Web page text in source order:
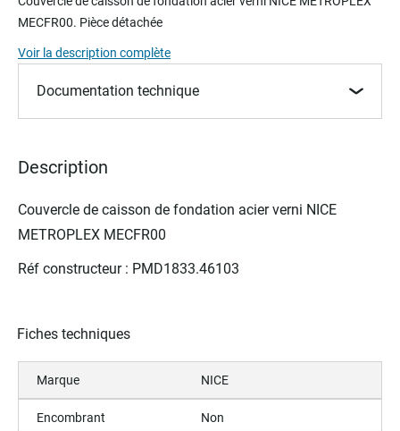
the
of
the
images
MECFR00. Pièce détachée
Voir la description complète
Documentation technique
Description
Couvercle de caisson de fondation acier verni NICE
METROPLEX MECFR00
Réf constructeur : PMD1833.46103
Fiches techniques
Marque NICE
Encombrant Non